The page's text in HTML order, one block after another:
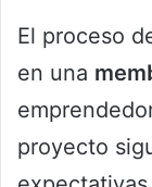
El proceso
en una
proyecto